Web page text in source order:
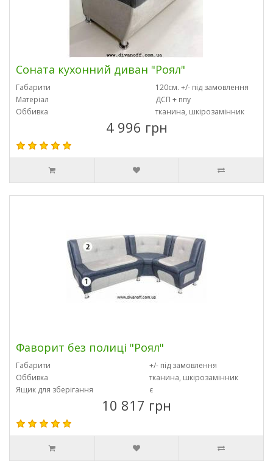
Соната кухонний диван "Роял"
Габарити
120см. +/- під замовлення
Матеріал
ДСП + ппу
Оббивка
тканина, шкірозамінник
4 996 грн
Фаворит без полиці "Роял"
Габарити
+/- під замовлення
Оббивка
тканина, шкірозамінник
Ящик для зберігання
є
10 817 грн